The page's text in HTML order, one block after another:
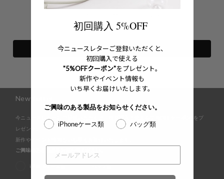
今後ともobjcts.ioを
TOPへ戻る
Newsletter
今ニュースレターにご登録いただくと、初回購入で使える"5%OFFクーポン"をプ
レゼント。
新作やイベント情報もいち早くお届けいたします。
ご興味のある製品をお知らせください。
iPhoneケース類 バッグ類
初回購入 5%OFF
今ニュースレターご登録いただくと、
初回購入で使える
"5%OFFクーポン"をプレゼント。
新作やイベント情報も
いち早くお届けいたします。
ご興味のある製品をお知らせください。
iPhoneケース類 バッグ類